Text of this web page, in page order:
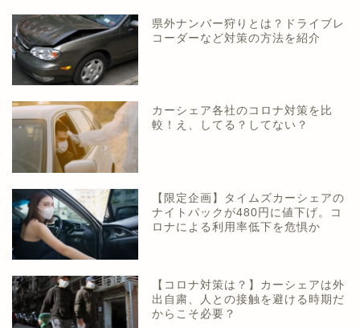
県外ナンバー狩りとは？ドライブレ
コーダーなど対策の方法を紹介
カーシェア各社のコロナ対策を比
較！え、してる？してない？
【限定企画】タイムズカーシェアの
ナイトパックが480円に値下げ。コ
ロナによる利用率低下を危惧か
【コロナ対策は？】カーシェアは外
出自粛、人との接触を避ける時期だ
からこそ必要？